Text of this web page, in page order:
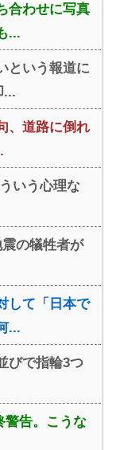
合わせに写真
...
という報道に
...
、道路に倒れ
いう心理な
の犠牲者が
して「日本で
...
びで指輪3つ
警告。こうな